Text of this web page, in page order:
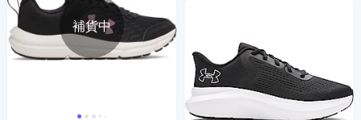
補貨中